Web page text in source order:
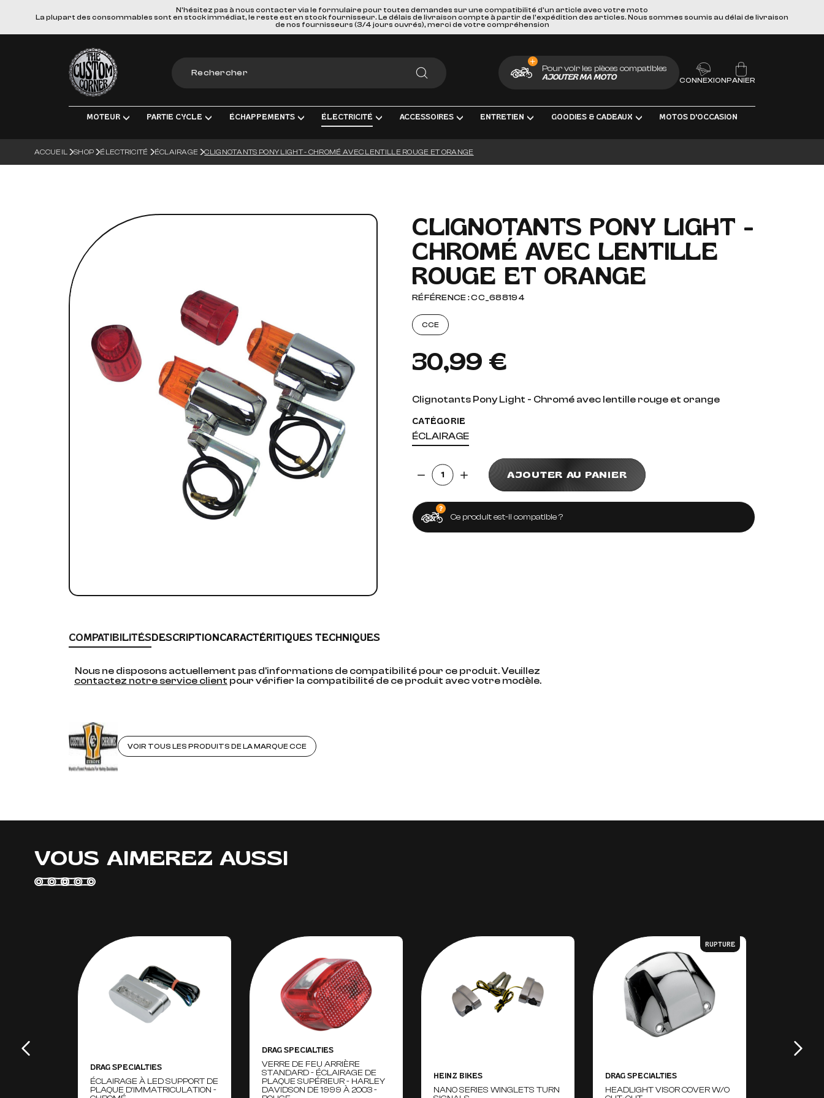
N'hésitez pas à nous contacter via le formulaire pour toutes demandes sur une compatibilité d'un article avec votre moto
La plupart des consommables sont en stock immédiat, le reste est en stock fournisseur. Le délais de livraison compte à partir de l'expédition des articles. Nous sommes soumis au délai de livraison
de nos fournisseurs (3/4 jours ouvrés), merci de votre compréhension
The Custom Corner
RECHERCHER
Pour voir les pièces compatibles
AJOUTER MA MOTO
CONNEXIONPANIER
MOTEUR
MOTEUR & PIÈCES DE RECHANGE
PARTIE CYCLE
TRANSMISSION FINALE
ROUES & ACCESSOIRES
SELLES & SISSYBARS
REPOSE PIEDS & COMMANDES AUX PIEDS
CHAMBRES À AIR & ACCESSOIRES
ÉCHAPPEMENTS
LIGNES D'ÉCHAPPEMENT COMPLÈTE
ÉLECTRICITÉ
ÉLECTRICITÉ ET MESURE
ACCESSOIRES
BAGAGERIE
ACCESSOIRES DIVERS
PAREBRISES ET CARENAGES
AUDIO, VIDÉO ET FIXATIONS
ENTRETIEN
HUILES, PRODUIT CHIMIQUES ET LUBRIFIANTS
BOUGIES D'ALLUMAGE
BATTERIES
OUTILLAGE
VISSERIE
GOODIES & CADEAUX
GOODIES
MOTOS D'OCCASION
ACCUEIL SHOP ÉLECTRICITÉ ÉCLAIRAGE CLIGNOTANTS PONY LIGHT - CHROMÉ AVEC LENTILLE ROUGE ET ORANGE
CLIGNOTANTS PONY LIGHT -
CHROMÉ AVEC LENTILLE
ROUGE ET ORANGE
RÉFÉRENCE : CC_688194
CCE
30,99 €
Clignotants Pony Light - Chromé avec lentille rouge et orange
CATÉGORIE
ÉCLAIRAGE
Quantité
AJOUTER AU PANIER
Ce produit est-il compatible ?
COMPATIBILITÉSDESCRIPTIONCARACTÉRITIQUES TECHNIQUES
Nous ne disposons actuellement pas d'informations de compatibilité pour ce produit. Veuillez
contactez notre service client pour vérifier la compatibilité de ce produit avec votre modèle.
VOIR TOUS LES PRODUITS DE LA MARQUE CCE
VOUS AIMEREZ AUSSI
DRAG SPECIALTIES
ÉCLAIRAGE À LED SUPPORT DE
PLAQUE D'IMMATRICULATION -
DRAG SPECIALTIES
VERRE DE FEU ARRIÈRE
STANDARD - ÉCLAIRAGE DE
PLAQUE SUPÉRIEUR - HARLEY
DAVIDSON DE 1999 À 2003 -
HEINZ BIKES
NANO SERIES WINGLETS TURN
RUPTURE
DRAG SPECIALTIES
HEADLIGHT VISOR COVER W/O